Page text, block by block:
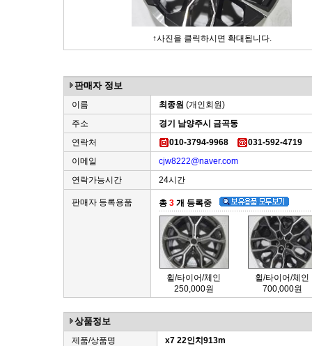
↑사진을 클릭하시면 확대됩니다.
판매자 정보
이름 최종원 (개인회원)
주소
경기 남양주시 금곡동
연락처
010-3794-9968
031-592-4719
이메일
cjw8222@naver.com
연락가능시간
24시간
판매자 등록용품 총3 개 등록중
휠/타이어/체인
250,000원
휠/타이어/체인
700,000원
상품정보
제품/상품명
x7 22인치913m